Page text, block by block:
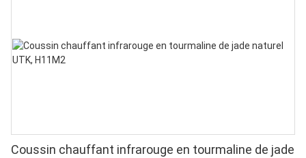
Coussin chauffant infrarouge en tourmaline de jade